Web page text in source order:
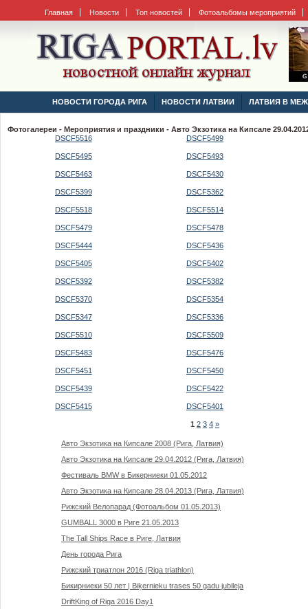
Главная Новости Топ новостей Фотоальбомы мероприятий
НОВОСТИ ГОРОДА РИГА НОВОСТИ ЛАТВИИ ЛАТВИЯ В
Фотогалереи - Мероприятия и праздники - Авто Экзотика на Кипсале
DSCF5516
DSCF5499
DSCF5495 DSCF5493
DSCF5463 DSCF5430
DSCF5399 DSCF5362
DSCF5518 DSCF5514
DSCF5479 DSCF5478
DSCF5444 DSCF5436
DSCF5405 DSCF5402
DSCF5392 DSCF5382
DSCF5370 DSCF5354
DSCF5347 DSCF5336
DSCF5510 DSCF5509
DSCF5483 DSCF5476
DSCF5451 DSCF5450
DSCF5439 DSCF5422
DSCF5415 DSCF5401
1 2 3 4 »
Авто Экзотика на Кипсале 2008 (Рига, Латвия)
Авто Экзотика на Кипсале 29.04.2012 (Рига, Латвия)
Фестиваль BMW в Бикерниеки 01.05.2012
Авто Экзотика на Кипсале 28.04.2013 (Рига, Латвия)
Рижский Велопарад (Фотоальбом 01.05.2013)
GUMBALL 3000 в Риге 21.05.2013
The Tall Ships Race в Риге, Латвия
День города Рига
Рижский триатлон 2016 (Riga triathlon)
Бикирниеки 50 лет | Biķernieku trases 50 gadu jubileja
DriftKing of Riga 2016 Day1